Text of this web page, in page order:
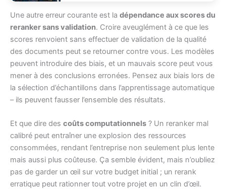
Une autre erreur courante est la dépendance aux scores du
reranker sans validation. Croire aveuglément à ce que les
scores renvoient sans effectuer de validation de la qualité
des documents peut se retourner contre vous. Les modèles
peuvent introduire des biais, et un mauvais score peut vous
mener à des conclusions erronées. Pensez aux biais lors de
la sélection d’échantillons dans l’apprentissage automatique
– ils peuvent fausser l’ensemble des résultats.
Et que dire des coûts computationnels ? Un reranker mal
calibré peut entraîner une explosion des ressources
consommées, rendant l’entreprise non seulement plus lente
mais aussi plus coûteuse. Ça semble évident, mais n’oubliez
pas de garder un œil sur votre budget initial ; un rerank
erratique peut rationner tout votre projet en un clin d’œil.